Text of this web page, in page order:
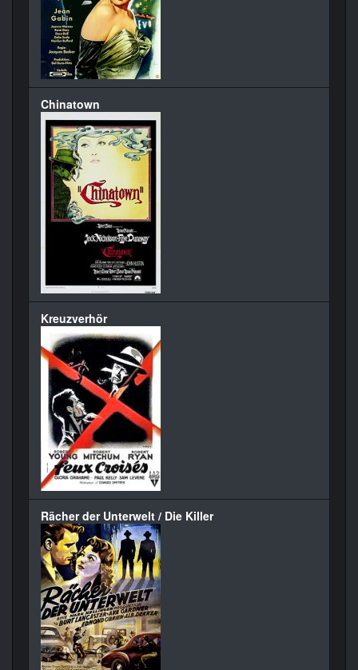
Chinatown
Kreuzverhör
Rächer der Unterwelt / Die Killer